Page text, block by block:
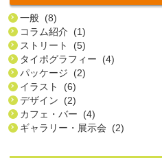
一般 (8)
コラム紹介 (1)
ストリート (5)
タイポグラフィー (4)
パッケージ (2)
イラスト (6)
デザイン (2)
カフェ・バー (4)
ギャラリー・展示会 (2)